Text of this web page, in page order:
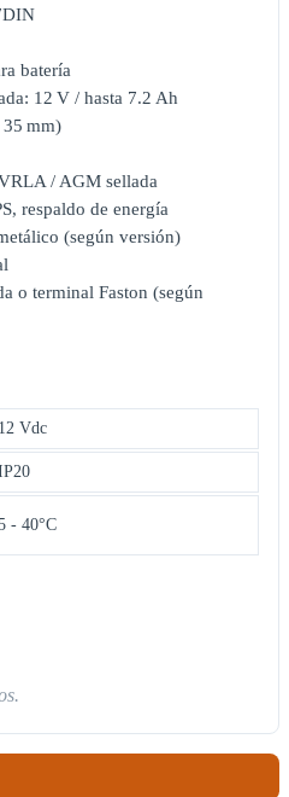
batería
12 V / hasta 7.2 Ah
mm)
/ AGM sellada
respaldo de energía
(según versión)
o terminal Faston (según
12 Vdc
- 40°C